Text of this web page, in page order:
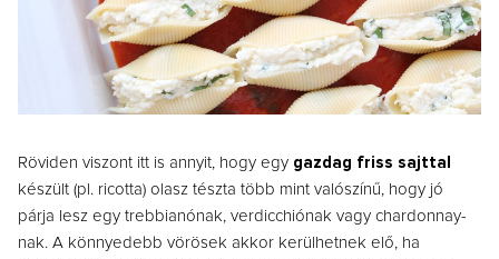
Röviden viszont itt is annyit, hogy egy gazdag friss sajttal
készült (pl. ricotta) olasz tészta több mint valószínű, hogy jó
párja lesz egy trebbianónak, verdicchiónak vagy chardonnay-
nak. A könnyedebb vörösek akkor kerülhetnek elő, ha